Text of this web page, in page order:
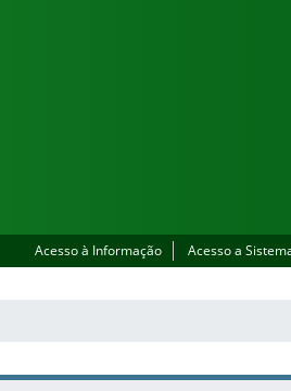
Acesso à Informação Acesso a